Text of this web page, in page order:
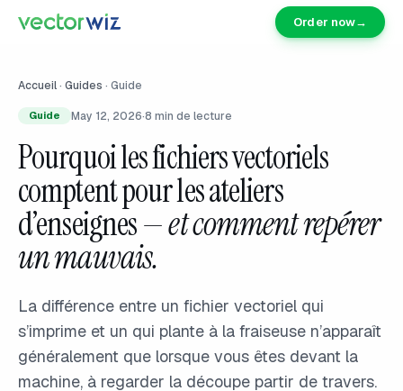
Order now→
Accueil· Guides · Guide
Guide May 12, 2026·8 min de lecture
Pourquoi les fichiers vectoriels
comptent pour les ateliers
d’enseignes— et comment repérer
un mauvais.
La différence entre un fichier vectoriel qui
s’imprime et un qui plante à la fraiseuse n’apparaît
généralement que lorsque vous êtes devant la
machine, à regarder la découpe partir de travers.